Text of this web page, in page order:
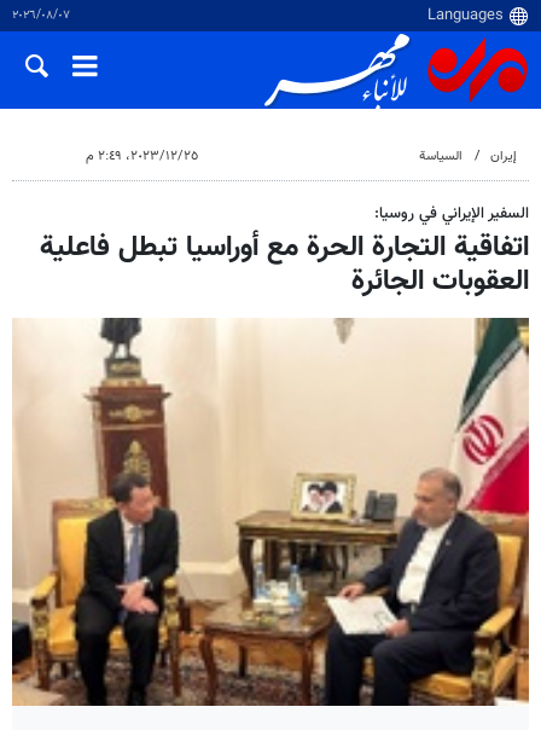
٠٧‏/٠٨‏/٢٠٢٦
إيران السياسة ٢٥‏/١٢‏/٢٠٢٣، ٢:٤٩ م
السفير الإيراني في روسيا:
اتفاقية التجارة الحرة مع أوراسيا تبطل فاعلية
العقوبات الجائرة